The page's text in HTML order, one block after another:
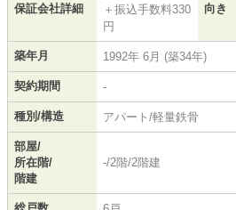
保証会社詳細
＋振込手数料330
円
向き
築年月 1992年 6月 (築34年)
契約期間 -
種別/構造 アパート/軽量鉄骨
部屋/
所在階/
階建
-/2階/2階建